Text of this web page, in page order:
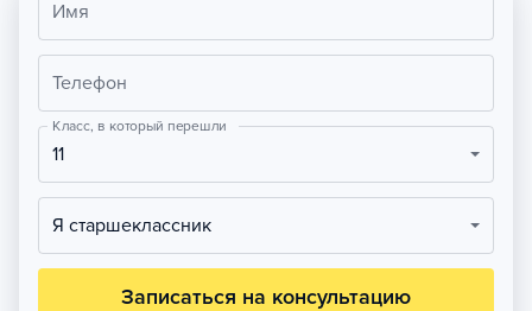
Имя
Телефон
Класс, в который перешли
11
Я старшеклассник
Записаться на консультацию